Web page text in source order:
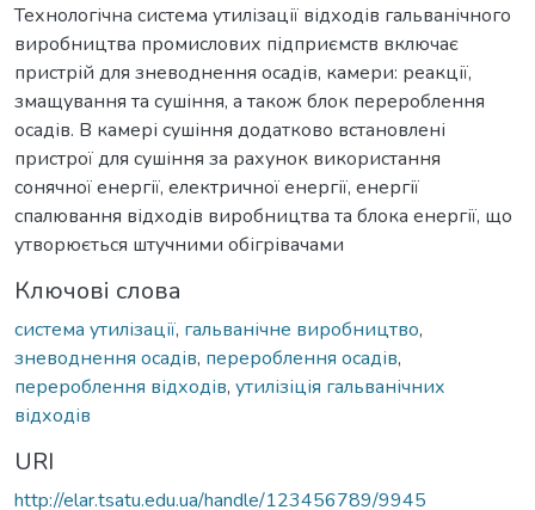
Технологічна система утилізації відходів гальванічного
виробництва промислових підприємств включає
пристрій для зневоднення осадів, камери: реакції,
змащування та сушіння, а також блок перероблення
осадів. В камері сушіння додатково встановлені
пристрої для сушіння за рахунок використання
сонячної енергії, електричної енергії, енергії
спалювання відходів виробництва та блока енергії, що
утворюється штучними обігрівачами
Ключові слова
система утилізації, гальванічне виробництво,
зневоднення осадів, перероблення осадів,
перероблення відходів, утилізіція гальванічних
відходів
URI
http://elar.tsatu.edu.ua/handle/123456789/9945